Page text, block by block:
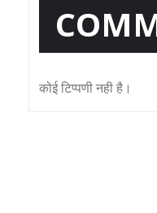
कोई टिप्पणी नही है।